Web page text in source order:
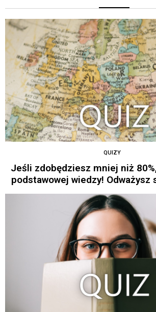
QUIZY
Jeśli zdobędziesz mniej niż
podstawowej wiedzy! Odważysz